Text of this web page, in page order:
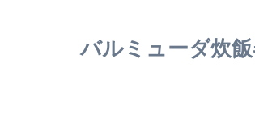
バルミューダ炊